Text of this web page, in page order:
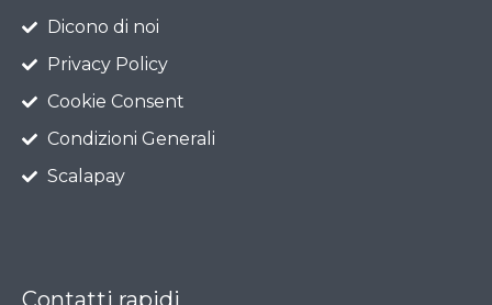
Dicono di noi
Privacy Policy
Cookie Consent
Condizioni Generali
Scalapay
Contatti rapidi